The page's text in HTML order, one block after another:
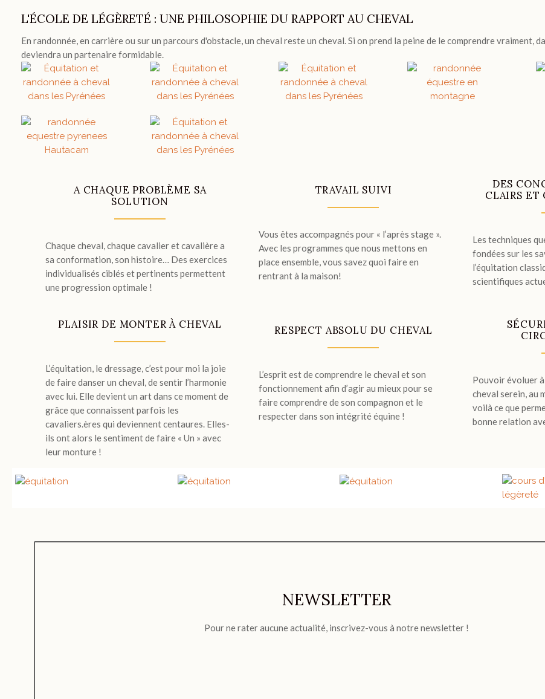
L'ÉCOLE DE LÉGÈRETÉ : UNE PHILOSOPHIE DU RAPPORT AU CHEVAL
En randonnée, en carrière ou sur un parcours d'obstacle, un cheval reste un cheval. Si on prend la peine de le comprendre vraiment,
deviendra un partenaire formidable.
A CHAQUE PROBLÈME SA
SOLUTION
Chaque cheval, chaque cavalier et cavalière a
sa conformation, son histoire… Des exercices
individualisés ciblés et pertinents permettent
une progression optimale !
TRAVAIL SUIVI
Vous êtes accompagnés pour « l’après stage ».
Avec les programmes que nous mettons en
place ensemble, vous savez quoi faire en
rentrant à la maison!
DES
CLAIRS ET
Les techniques
fondées sur les
l’équitation
scientifiques
PLAISIR DE MONTER À CHEVAL
L’équitation, le dressage, c’est pour moi la joie
de faire danser un cheval, de sentir l’harmonie
avec lui. Elle devient un art dans ce moment de
grâce que connaissent parfois les
cavaliers.ères qui deviennent centaures. Elles-
ils ont alors le sentiment de faire « Un » avec
leur monture !
RESPECT ABSOLU DU CHEVAL
L’esprit est de comprendre le cheval et son
fonctionnement afin d’agir au mieux pour se
faire comprendre de son compagnon et le
respecter dans son intégrité équine !
Pouvoir évoluer
cheval serein, au
voilà ce que
bonne relation
NEWSLETTER
Pour ne rater aucune actualité, inscrivez-vous à notre newsletter !